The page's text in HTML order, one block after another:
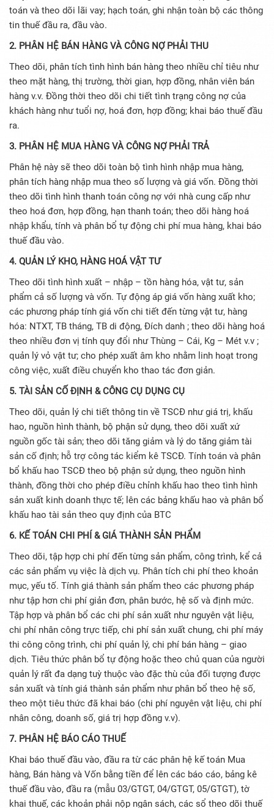
toán và theo dõi lãi vay; hạch toán, ghi nhận toàn bộ các thông
tin thuế đầu ra, đầu vào.
2. PHÂN HỆ BÁN HÀNG VÀ CÔNG NỢ PHẢI THU
Theo dõi, phân tích tình hình bán hàng theo nhiều chỉ tiêu như
theo mặt hàng, thị trường, thời gian, hợp đồng, nhân viên bán
hàng v.v. Đồng thời theo dõi chi tiết tình trạng công nợ của
khách hàng như tuổi nợ, hoá đơn, hợp đồng; khai báo thuế đầu
ra.
3. PHÂN HỆ MUA HÀNG VÀ CÔNG NỢ PHẢI TRẢ
Phân hệ này sẽ theo dõi toàn bộ tình hình nhập mua hàng,
phân tích hàng nhập mua theo số lượng và giá vốn. Đồng thời
theo dõi tình hình thanh toán công nợ với nhà cung cấp như
theo hoá đơn, hợp đồng, hạn thanh toán; theo dõi hàng hoá
nhập khẩu, tính và phân bổ tự động chi phí mua hàng, khai báo
thuế đầu vào.
4. QUẢN LÝ KHO, HÀNG HOÁ VẬT TƯ
Theo dõi tình hình xuất – nhập – tồn hàng hóa, vật tư, sản
phẩm cả số lượng và vốn. Tự động áp giá vốn hàng xuất kho;
các phương pháp tính giá vốn chi tiết đến từng vật tư, hàng
hóa: NTXT, TB tháng, TB di động, Đích danh ; theo dõi hàng hoá
theo nhiều đơn vị tính quy đổi như Thùng – Cái, Kg – Mét v.v ;
quản lý vỏ vật tư; cho phép xuất âm kho nhằm linh hoạt trong
công việc, xuất điều chuyển kho thao tác đơn giản.
5. TÀI SẢN CỐ ĐỊNH & CÔNG CỤ DỤNG CỤ
Theo dõi, quản lý chi tiết thông tin về TSCĐ như giá trị, khấu
hao, nguồn hình thành, bộ phận sử dụng, theo dõi xuất xứ
nguồn gốc tài sản; theo dõi tăng giảm và lý do tăng giảm tài
sản cố định; hỗ trợ công tác kiểm kê TSCĐ. Tính toán và phân
bổ khấu hao TSCĐ theo bộ phận sử dụng, theo nguồn hình
thành, đồng thời cho phép điều chỉnh khấu hao theo tình hình
sản xuất kinh doanh thực tế; lên các bảng khấu hao và phân bổ
khấu hao tài sản theo quy định của BTC
6. KẾ TOÁN CHI PHÍ & GIÁ THÀNH SẢN PHẨM
Theo dõi, tập hợp chi phí đến từng sản phẩm, công trình, kể cả
các sản phẩm vụ việc là dịch vụ. Phân tích chi phí theo khoản
mục, yếu tố. Tính giá thành sản phẩm theo các phương pháp
như tập hơn chi phí giản đơn, phân bước, hệ số và định mức.
Tập hợp và phân bổ các chi phí sản xuất như nguyên vật liệu,
chi phí nhân công trực tiếp, chi phí sản xuất chung, chi phí máy
thi công công trình, chi phí quản lý, chi phí bán hàng – giao
dịch. Tiêu thức phân bổ tự động hoặc theo chủ quan của người
quản lý rất đa dạng tuỳ thuộc vào đặc thù của đối tượng được
sản xuất và tính giá thành sản phẩm như phân bổ theo hệ số,
theo một tiêu thức đã khai báo (chi phí nguyên vật liệu, chi phí
nhân công, doanh số, giá trị hợp đồng v.v).
7. PHÂN HỆ BÁO CÁO THUẾ
Khai báo thuế đầu vào, đầu ra từ các phân hệ kế toán Mua
hàng, Bán hàng và Vốn bằng tiền để lên các báo cáo, bảng kê
thuế đầu vào, đầu ra (mẫu 03/GTGT, 04/GTGT, 05/GTGT), tờ
khai thuế, các khoản phải nộp ngân sách, các sổ theo dõi thuế